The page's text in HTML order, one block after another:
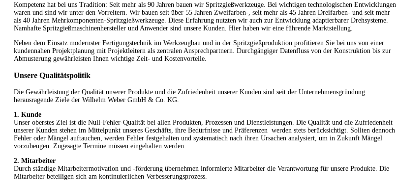
Kompetenz hat bei uns Tradition: Seit mehr als 90 Jahren bauen wir Spritzgießwerkzeuge. Bei wichtigen technologischen Entwicklungen
waren und sind wir unter den Vorreitern. Wir bauen seit über 55 Jahren Zweifarben-, seit mehr als 45 Jahren Dreifarben- und seit mehr
als 40 Jahren Mehrkomponenten-Spritzgießwerkzeuge. Diese Erfahrung nutzten wir auch zur Entwicklung adaptierbarer Drehsysteme.
Namhafte Spritzgießmaschinenhersteller und Anwender sind unsere Kunden. Hier haben wir eine führende Marktstellung.
Neben dem Einsatz modernster Fertigungstechnik im Werkzeugbau und in der Spritzgießproduktion profitieren Sie bei uns von einer
kundennahen Projektplanung mit Projektleitern als zentralen Ansprechpartnern. Durchgängiger Datenfluss von der Konstruktion bis zur
Abmusterung gewährleisten Ihnen wichtige Zeit- und Kostenvorteile.
Unsere Qualitätspolitik
Die Gewährleistung der Qualität unserer Produkte und die Zufriedenheit unserer Kunden sind seit der Unternehmensgründung
herausragende Ziele der Wilhelm Weber GmbH & Co. KG.
1. Kunde
Unser oberstes Ziel ist die Null-Fehler-Qualität bei allen Produkten, Prozessen und Dienstleistungen. Die Qualität und die Zufriedenheit
unserer Kunden stehen im Mittelpunkt unseres Geschäfts, ihre Bedürfnisse und Präferenzen werden stets berücksichtigt. Sollten dennoch
Fehler oder Mängel auftauchen, werden Fehler festgehalten und systematisch nach ihren Ursachen analysiert, um in Zukunft Mängel
vorzubeugen. Zugesagte Termine müssen eingehalten werden.
2. Mitarbeiter
Durch ständige Mitarbeitermotivation und -förderung übernehmen informierte Mitarbeiter die Verantwortung für unsere Produkte. Die
Mitarbeiter beteiligen sich am kontinuierlichen Verbesserungsprozess.